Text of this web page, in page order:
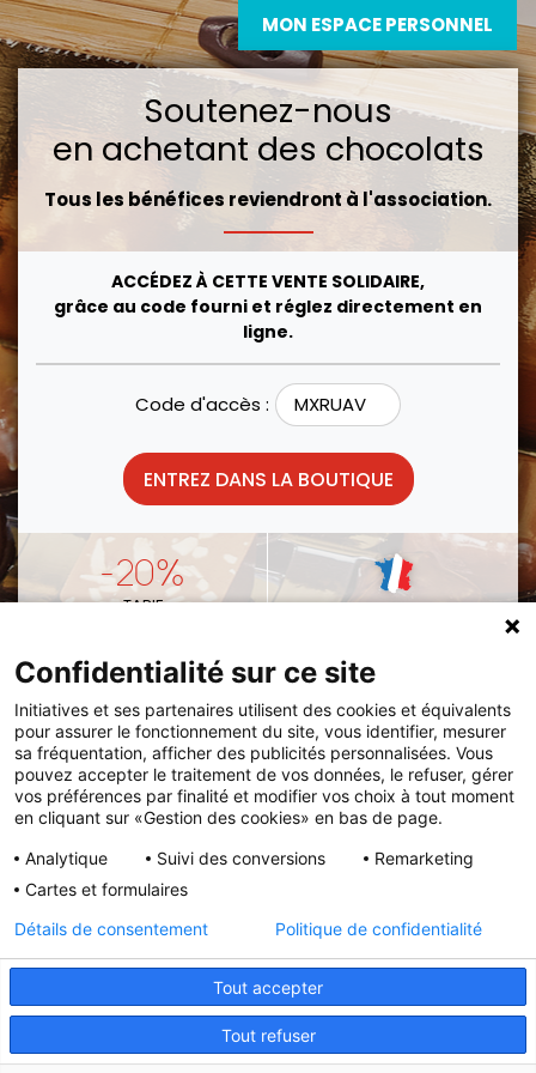
MON ESPACE PERSONNEL
Soutenez-nous
en achetant des chocolats
Tous les bénéfices reviendront à l'association.
ACCÉDEZ À CETTE VENTE SOLIDAIRE,
grâce au code fourni et réglez directement en
ligne.
Code d'accès :
ENTREZ DANS LA BOUTIQUE
-20%
TARIF FABRICATION
VOUS PRÉFÉREZ COMMANDER VIA LE CATALOGUE
Remettez votrebon de commandeet votre
règlement à l'association ou à l'enseignant de votre
enfant.
Initiatives est le spécialiste français des solutions de
collecte de fonds pour les établissements scolaires et
Confidentialité sur ce site
Initiatives et ses partenaires utilisent des cookies et équivalents
pour assurer le fonctionnement du site, vous identifier, mesurer
sa fréquentation, afficher des publicités personnalisées. Vous
pouvez accepter le traitement de vos données, le refuser, gérer
vos préférences par finalité et modifier vos choix à tout moment
en cliquant sur «Gestion des cookies» en bas de page.
Analytique
Suivi des conversions
Remarketing
Cartes et formulaires
Tout accepter
Tout refuser
Détails de consentement Politique de confidentialité